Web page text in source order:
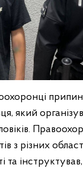
який
з різних
та